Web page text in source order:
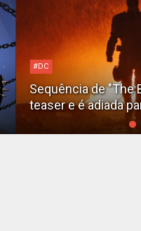
#DC
Sequência de "The
teaser e é adiada